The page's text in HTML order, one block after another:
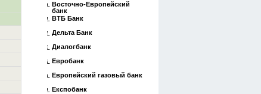
Восточно-Европейский
банк
ВТБ Банк
Дельта Банк
Диалогбанк
Евробанк
Европейский газовый банк
Експобанк